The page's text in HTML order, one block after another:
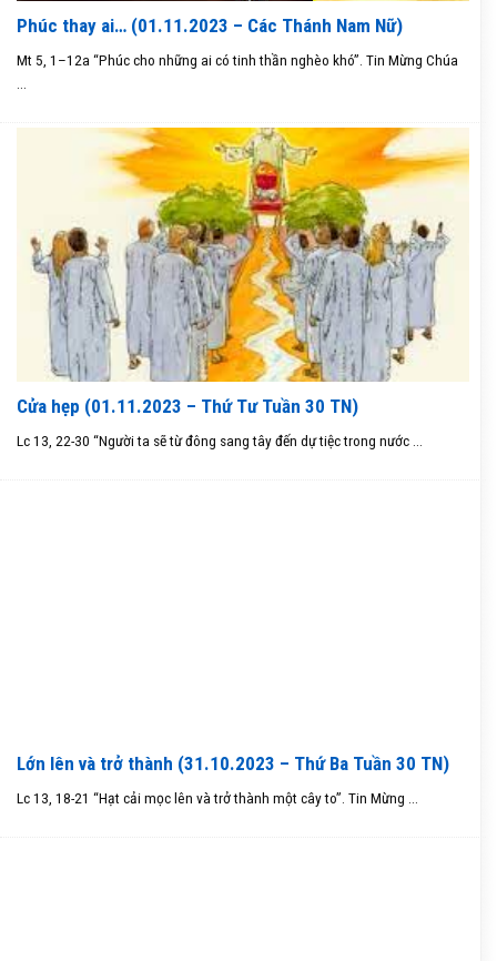
Phúc thay ai… (01.11.2023 – Các Thánh Nam Nữ)
Mt 5, 1–12a “Phúc cho những ai có tinh thần nghèo khó”. Tin Mừng Chúa
Cửa hẹp (01.11.2023 – Thứ Tư Tuần 30 TN)
Lc 13, 22-30 “Người ta sẽ từ đông sang tây đến dự tiệc trong nước ...
Lớn lên và trở thành (31.10.2023 – Thứ Ba Tuần 30 TN)
Lc 13, 18-21 “Hạt cải mọc lên và trở thành một cây to”. Tin Mừng ...